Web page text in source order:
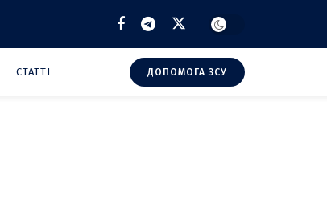
СТАТТІ ДОПОМОГА ЗСУ